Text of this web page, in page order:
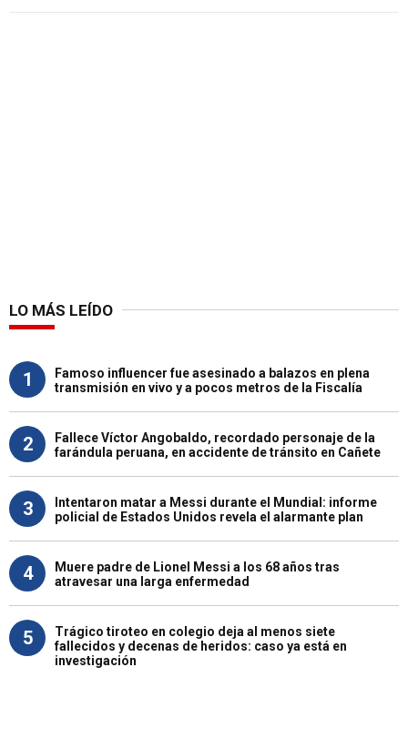
LO MÁS LEÍDO
1
Famoso influencer fue asesinado a balazos en plena
transmisión en vivo y a pocos metros de la Fiscalía
2
Fallece Víctor Angobaldo, recordado personaje de la
farándula peruana, en accidente de tránsito en Cañete
3
Intentaron matar a Messi durante el Mundial: informe
policial de Estados Unidos revela el alarmante plan
4
Muere padre de Lionel Messi a los 68 años tras
atravesar una larga enfermedad
5
Trágico tiroteo en colegio deja al menos siete
fallecidos y decenas de heridos: caso ya está en
investigación